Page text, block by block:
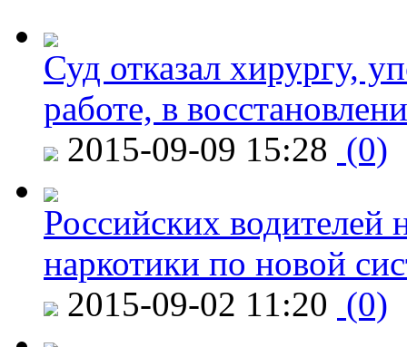
Суд отказал хирургу,
работе, в
2015-09-09 15:28 (0)
Российских водителей
наркотики по новой
2015-09-02 11:20 (0)